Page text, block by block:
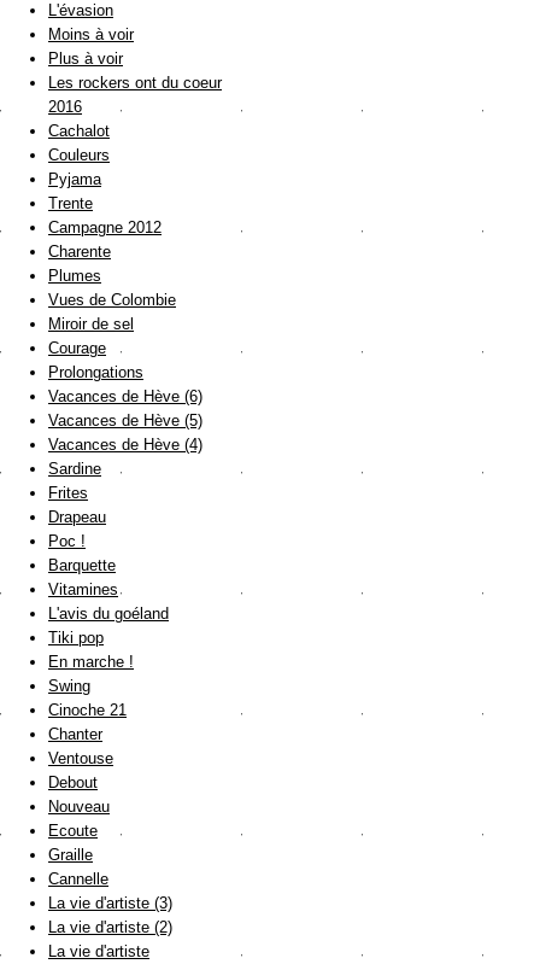
L'évasion
Moins à voir
Plus à voir
Les rockers ont du coeur
2016
Cachalot
Couleurs
Pyjama
Trente
Campagne 2012
Charente
Plumes
Vues de Colombie
Miroir de sel
Courage
Prolongations
Vacances de Hève (6)
Vacances de Hève (5)
Vacances de Hève (4)
Sardine
Frites
Drapeau
Poc !
Barquette
Vitamines
L'avis du goéland
Tiki pop
En marche !
Swing
Cinoche 21
Chanter
Ventouse
Debout
Nouveau
Ecoute
Graille
Cannelle
La vie d'artiste (3)
La vie d'artiste (2)
La vie d'artiste